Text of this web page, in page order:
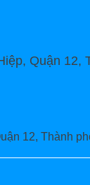
Quận 12,
12, Thành